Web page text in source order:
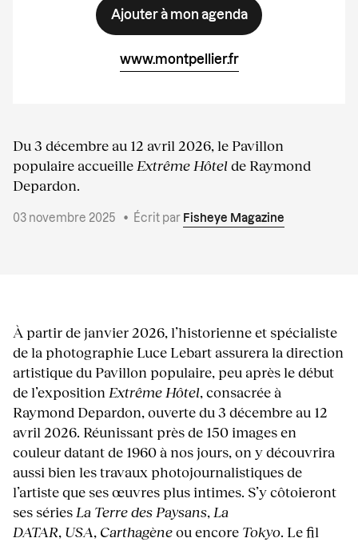
Ajouter à mon agenda
www.montpellier.fr
Du 3 décembre au 12 avril 2026, le Pavillon
populaire accueilleExtrême Hôtelde Raymond
Depardon.
03 novembre 2025 • Écrit par Fisheye Magazine
À partir de janvier 2026, l’historienne et spécialiste
de la photographie Luce Lebart assurera la direction
artistique du Pavillon populaire, peu après le début
de l’expositionExtrême Hôtel, consacrée à
Raymond Depardon, ouverte du 3 décembre au 12
avril 2026. Réunissant près de 150 images en
couleur datant de 1960 à nos jours, on y découvrira
aussi bien les travaux photojournalistiques de
l’artiste que ses œuvres plus intimes. S’y côtoieront
ses sériesLa Terre des Paysans,La
DATAR, USA, Carthagèneou encore Tokyo. Le fil